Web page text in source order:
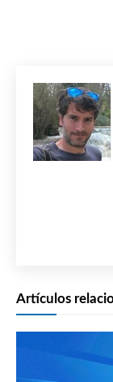
Artículos